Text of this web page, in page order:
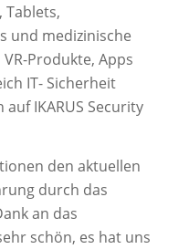
und medizinische
Produkte, Apps
IT- Sicherheit
auf IKARUS Security
den aktuellen
durch das
an das
schön, es hat uns